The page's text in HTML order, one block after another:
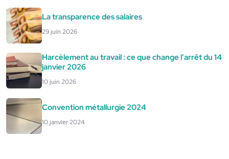
La transparence des salaires
29 juin 2026
Harcèlement au travail : ce que change l’arrêt du 14
janvier 2026
10 juin 2026
Convention métallurgie 2024
10 janvier 2024